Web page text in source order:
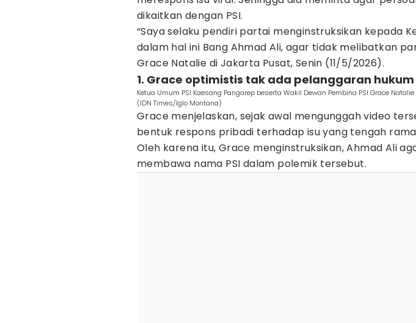
dikaitkan dengan PSI.
“Saya selaku pendiri partai menginstruksikan kepada
dalam hal ini Bang Ahmad Ali, agar tidak melibatkan
Grace Natalie di Jakarta Pusat, Senin (11/5/2026).
1. Grace optimistis tak ada pelanggaran hukum
Ketua Umum PSI Kaesang Pangarep beserta Wakil Dewan Pembina PSI Grace
(IDN Times/Iglo Montana)
Grace menjelaskan, sejak awal mengunggah video
bentuk respons pribadi terhadap isu yang tengah
Oleh karena itu, Grace menginstruksikan, Ahmad Ali
membawa nama PSI dalam polemik tersebut.